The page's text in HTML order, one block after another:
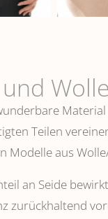
Teilen
Modelle aus
an Seide
zurückhaltend